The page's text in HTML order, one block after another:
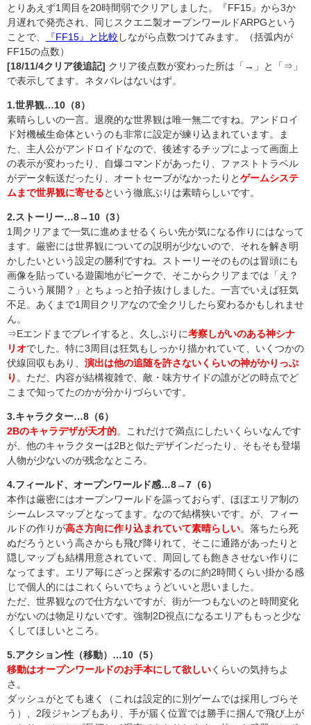
とりあえず1周目を20時間弱でクリアしました。『FF15』から3か
月遅れで発売され、同じスクエニ製オープンワールドARPGという
ことで、
『FF15』と比較 しながら点数つけてみます。（括弧内が
FF15の点数）
[18/11/4クリア後追記] クリア後点数が変わった所は「→」と「⇒」
で表示してます。ネタバレはないはず。
1.世界観…10（8）
素晴らしいの一言。退廃的な世界観は唯一無二ですね。アンドロイ
ド対機械生命体というのも非常に設定が練り込まれています。ま
た、主人公がアンドロイドなので、後述するチップによって画面上
の表示が変わったり、自爆コマンドがあったり、ファストトラベル
がデータ転送だったり、オートセーブがなかったりと ゲームシステ
ムまで世界観に寄せる という徹底ぶりは素晴らしいです。
2.ストーリー…8→10（3）
1周クリアまで一気に進めませるくらい先が気になる作りにはなって
ます。厳密には世界観についての説明が少ないので、それを解き明
かしたいという設定の勝利ですね。ストーリーそのものは冒頭にも
画像を貼っている遊園地がピークで、そこからクリアまでは「え？
こういう展開？」とちょっと拍子抜けしました。一言でいえば狂気
不足。あくまで1周目クリアなので全クリしたら変わるかもしれませ
ん。
⇒Eエンドまでプレイすると、久しぶりに考察しがいのある神シナ
リオでした。特に3周目は狂気もしっかり描かれていて、いくつかの
伏線回収もあり、 演出は他の追随を許さないくらいの神がかりっぷ
り 。ただ、内容が結構複雑で、敵・味方サイドの誰がどの時点でど
こまで知ってたのかが分かりづらいです。
3.キャラクター…8（6）
2Bのキャラデザが天才的。これだけで満点にしたいくらいなんです
が、他のキャラクターは2Bと似たデザインだったり、そもそも登場
人物が少ないのが残念なところ。
4.フィールド、オープンワールド感…8→7（6）
本作は厳密にはオープンワールドを謳っておらず、ほぼエリア制の
シームレスマップとなってます。なので結構狭いです。が、フィー
ルドの作りが高さ方向に作り込まれていて素晴らしい。落ちたら死
ぬだろうという高さからも飛び降りれて、そこに通路があったりと
隠しマップも結構用意されていて、周回しても飽きさせない作りに
なってます。エリア毎にざっと探索するのに約2時間くらい掛かる感
じで個人的にはこれくらいでちょうどいいと思いました。
ただ、世界観なので仕方ないですが、街が一つもないのと時間変化
がないのは物足りないです。強制2D視点になるエリアももっと少な
くしてほしいところ。
5.アクション性（移動）…10（5）
移動はオープンワールドのお手本にして欲しい くらいの気持ちよ
さ。
ダッシュがとても速く（これは設定的に別ゲームでは採用しづらそ
う）、2段ジャンプもあり、手が届く位置では勝手に掴んで飛び上が